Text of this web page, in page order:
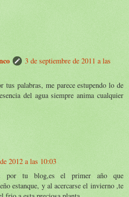
3 de septiembre de 2011 a las
tus palabras, me parece estupendo lo de
del agua siempre anima cualquier
2012 a las 10:03
por tu blog,es el primer año que
estanque, y al acercarse el invierno ,te